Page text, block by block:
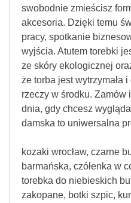
swobodnie zmieścisz
akcesoria. Dzięki temu
pracy, spotkanie
wyjścia. Atutem torebki
ze skóry ekologicznej
że torba jest wytrzymała
rzeczy w środku. Zamów
dnia, gdy chcesz
damska to uniwersalna
kozaki wrocław, czarne
barmańska, czółenka w
torebka do niebieskich
zakopane, botki szpic,